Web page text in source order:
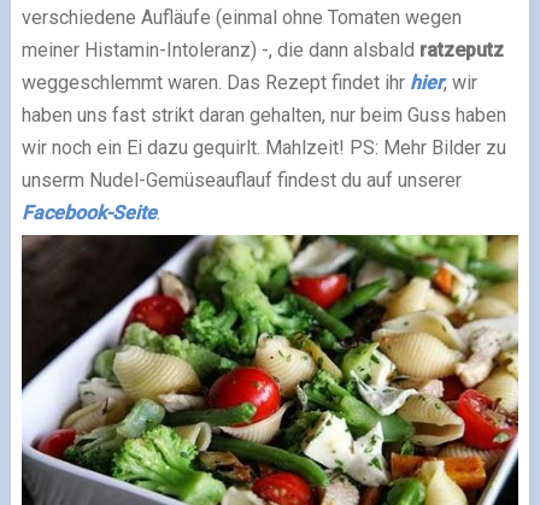
verschiedene Aufläufe (einmal ohne Tomaten wegen
meiner Histamin-Intoleranz) -, die dann alsbald ratzeputz
weggeschlemmt waren. Das Rezept findet ihr hier, wir
haben uns fast strikt daran gehalten, nur beim Guss haben
wir noch ein Ei dazu gequirlt. Mahlzeit! PS: Mehr Bilder zu
unserm Nudel-Gemüseauflauf findest du auf unserer
Facebook-Seite.